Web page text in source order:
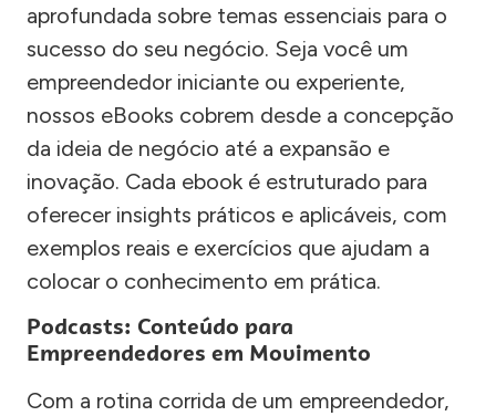
aprofundada sobre temas essenciais para o
sucesso do seu negócio. Seja você um
empreendedor iniciante ou experiente,
nossos eBooks cobrem desde a concepção
da ideia de negócio até a expansão e
inovação. Cada ebook é estruturado para
oferecer insights práticos e aplicáveis, com
exemplos reais e exercícios que ajudam a
colocar o conhecimento em prática.
Podcasts: Conteúdo para
Empreendedores em Movimento
Com a rotina corrida de um empreendedor,